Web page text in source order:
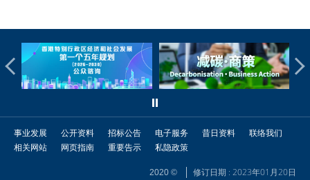
事业发展 公开资料 招标公告 电子服务 昔日资料
联络我们
相关网站
网页指南 重要告示 私隐政策
2020 © 修订日期 : 2023年01月20日